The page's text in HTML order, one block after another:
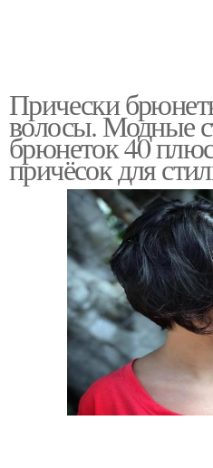
Прически
волосы. Модные
брюнеток 40
причёсок для